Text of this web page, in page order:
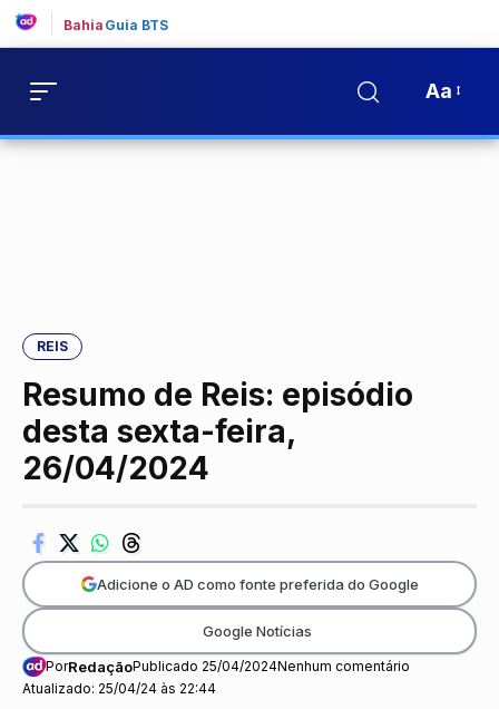
Bahia Guia BTS
Aa
REIS
Resumo de Reis: episódio
desta sexta-feira,
26/04/2024
Atualizado: 25/04/24 às 22:44
PorRedaçãoPublicado 25/04/2024Nenhum comentário
Adicione o AD como fonte preferida do Google
Google Notícias